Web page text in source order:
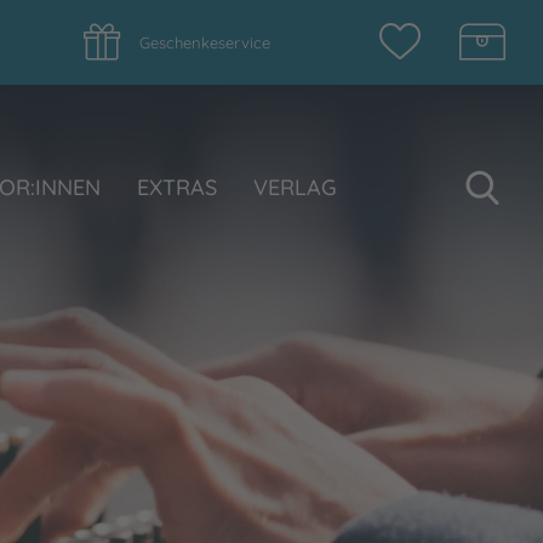
Geschenkeservice
EXTRAS VERLAG